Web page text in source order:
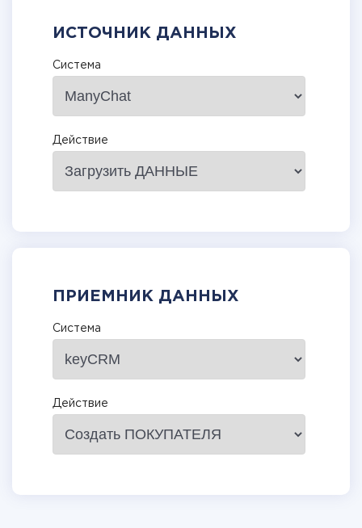
ИСТОЧНИК ДАННЫХ
Система
Действие
ПРИЕМНИК ДАННЫХ
Система
Действие